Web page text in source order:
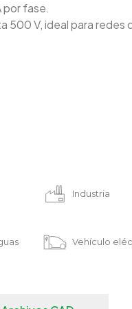
por fase.
500 V, ideal para redes
Industria
Vehículo